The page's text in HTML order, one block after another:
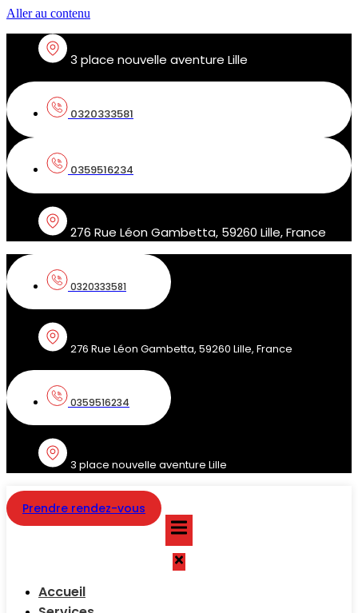
Aller au contenu
3 place nouvelle aventure Lille
0320333581
0359516234
276 Rue Léon Gambetta, 59260 Lille, France
0320333581
276 Rue Léon Gambetta, 59260 Lille, France
0359516234
3 place nouvelle aventure Lille
Prendre rendez-vous
Accueil